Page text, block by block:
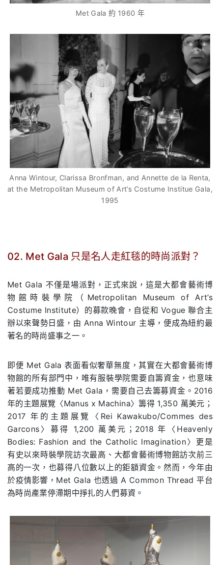
Met Gala 約 1960 年
Anna Wintour, Clarissa Bronfman, and Annette de la Renta,
at the Metropolitan Museum of Art’s Costume Institue Gala,
1995
02. Met Gala 只是名人走紅毯的時尚派對？
Met Gala 不僅是場派對，正式來說，這是大都會藝術博
物館時裝學院（Metropolitan Museum of Art’s
Costume Institute）的募款晚會，自從和 Vogue 聯合主
辦以來聲勢日盛，由 Anna Wintour 主導，便成為紐約最
著名的時尚盛事之一。
即便 Met Gala 表面看似奢華無度，其實在大都會藝術博
物館的所有部門中，唯有服裝學院需要自籌資金，也意味
著若要成功推動 Met Gala，需要自己去籌募資金。2016
年的主題展覽〈Manus x Machina〉籌得 1,350 萬美元；
2017 年的主題展覽〈Rei Kawakubo/Commes des
Garcons〉募得 1,200 萬美元；2018 年〈Heavenly
Bodies: Fashion and the Catholic Imagination〉更是
有史以來時裝學院訪次最高、大都會藝術博物館訪次前三
高的一次，也募得八位數以上的鉅額資金。然而，今年由
於疫情影響，Met Gala 也透過 A Common Thread 平台
為時尚產業停滯期中掙扎的人們募資。